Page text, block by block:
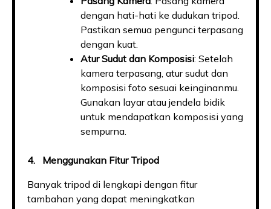
dengan hati-hati ke dudukan tripod.
Pastikan semua pengunci terpasang
dengan kuat.
Atur Sudut dan Komposisi: Setelah
kamera terpasang, atur sudut dan
komposisi foto sesuai keinginanmu.
Gunakan layar atau jendela bidik
untuk mendapatkan komposisi yang
sempurna.
4. Menggunakan Fitur Tripod
Banyak tripod di lengkapi dengan fitur
tambahan yang dapat meningkatkan